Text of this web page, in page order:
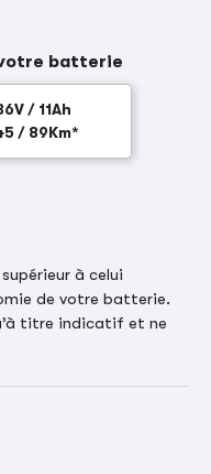
batterie
/ 11Ah
/ 89Km*
à celui
de votre batterie.
titre indicatif et ne